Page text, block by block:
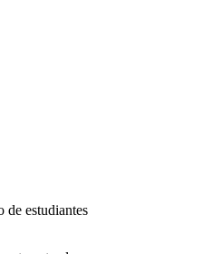
de estudiantes